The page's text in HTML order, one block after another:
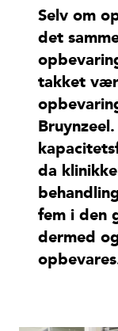
Selv om
det
takket
da
fem i den
dermed